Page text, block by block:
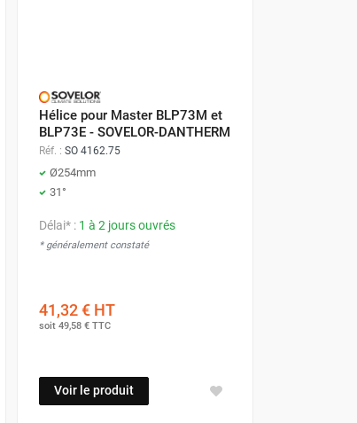
Hélice pour Master BLP73M et
BLP73E - SOVELOR-DANTHERM
Réf. : SO 4162.75
Ø254mm
31°
Délai* : 1 à 2 jours ouvrés
* généralement constaté
41,32 €HT
soit 49,58 €TTC
Voir le produit